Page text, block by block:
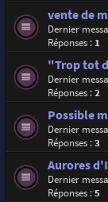
vente de
Dernier
Réponses : 1
"Trop tot
Dernier
Réponses :2
Possible
Dernier
Réponses :3
Aurores
Dernier
Réponses :5